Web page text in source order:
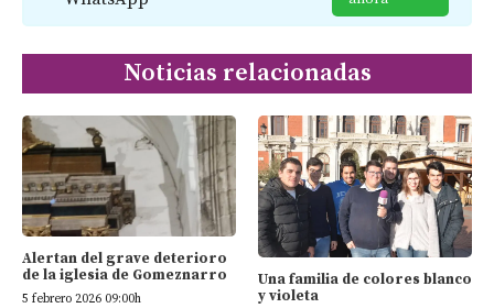
Noticias relacionadas
Alertan del grave deterioro
de la iglesia de Gomeznarro
5 febrero 2026 09:00h
Una familia de colores blanco
y violeta